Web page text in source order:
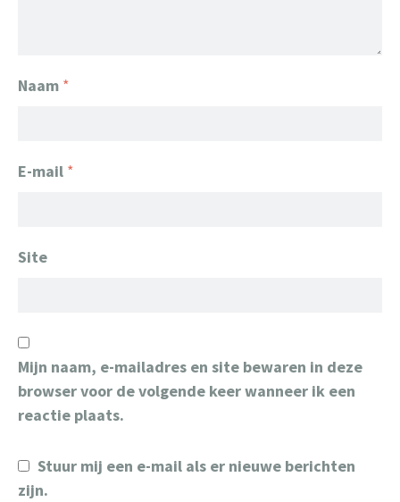
Naam *
E-mail *
Site
Mijn naam, e-mailadres en site bewaren in deze
browser voor de volgende keer wanneer ik een
reactie plaats.
Stuur mij een e-mail als er nieuwe berichten
zijn.